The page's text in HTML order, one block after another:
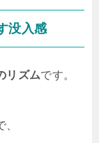
没入感
リズムです。